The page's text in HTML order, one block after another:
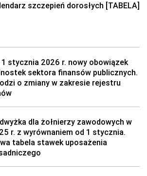
szczepień dorosłych [TABELA]
1 stycznia 2026 r. nowy obowiązek
sektora finansów publicznych.
o zmiany w zakresie rejestru
dla żołnierzy zawodowych w
r. z wyrównaniem od 1 stycznia.
tabela stawek uposażenia